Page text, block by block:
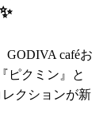
GODIVA caféお
ピクミン』と
レクションが新